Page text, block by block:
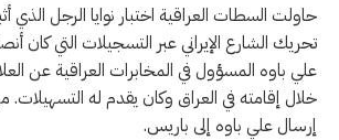
حاولت السطات العراقية اختبار نوايا الرجل الذي
تحريك الشارع الإيراني عبر التسجيلات التي كان
علي باوه المسؤول في المخابرات العراقية عن
خلال إقامته في العراق وكان يقدم له
إرسال علي باوه إلى باريس.